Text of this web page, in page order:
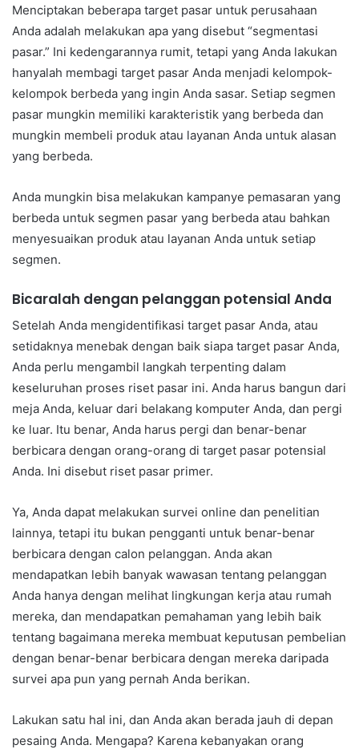
Menciptakan beberapa target pasar untuk perusahaan
Anda adalah melakukan apa yang disebut “segmentasi
pasar.” Ini kedengarannya rumit, tetapi yang Anda lakukan
hanyalah membagi target pasar Anda menjadi kelompok-
kelompok berbeda yang ingin Anda sasar. Setiap segmen
pasar mungkin memiliki karakteristik yang berbeda dan
mungkin membeli produk atau layanan Anda untuk alasan
yang berbeda.
Anda mungkin bisa melakukan kampanye pemasaran yang
berbeda untuk segmen pasar yang berbeda atau bahkan
menyesuaikan produk atau layanan Anda untuk setiap
segmen.
Bicaralah dengan pelanggan potensial Anda
Setelah Anda mengidentifikasi target pasar Anda, atau
setidaknya menebak dengan baik siapa target pasar Anda,
Anda perlu mengambil langkah terpenting dalam
keseluruhan proses riset pasar ini. Anda harus bangun dari
meja Anda, keluar dari belakang komputer Anda, dan pergi
ke luar. Itu benar, Anda harus pergi dan benar-benar
berbicara dengan orang-orang di target pasar potensial
Anda. Ini disebut riset pasar primer.
Ya, Anda dapat melakukan survei online dan penelitian
lainnya, tetapi itu bukan pengganti untuk benar-benar
berbicara dengan calon pelanggan. Anda akan
mendapatkan lebih banyak wawasan tentang pelanggan
Anda hanya dengan melihat lingkungan kerja atau rumah
mereka, dan mendapatkan pemahaman yang lebih baik
tentang bagaimana mereka membuat keputusan pembelian
dengan benar-benar berbicara dengan mereka daripada
survei apa pun yang pernah Anda berikan.
Lakukan satu hal ini, dan Anda akan berada jauh di depan
pesaing Anda. Mengapa? Karena kebanyakan orang